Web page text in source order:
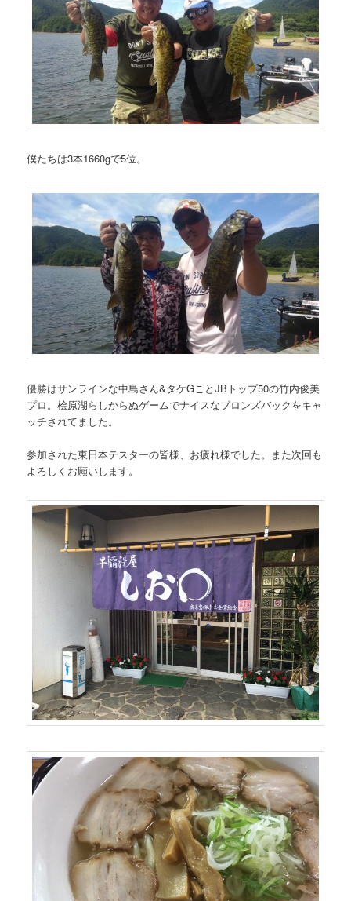
僕たちは3本1660gで5位。
優勝はサンラインな中島さん&タケGことJBトップ50の竹内俊美
プロ。桧原湖らしからぬゲームでナイスなブロンズバックをキャ
ッチされてました。
参加された東日本テスターの皆様、お疲れ様でした。また次回も
よろしくお願いします。